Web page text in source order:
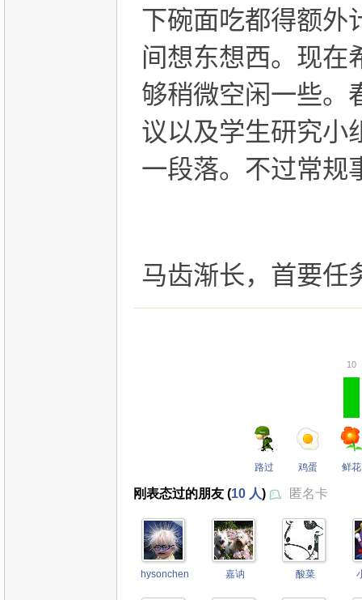
下碗面吃都得额外
间想东想西。现在
够稍微空闲一些。
议以及学生研究小
一段落。不过常规
马齿渐长，首要任
路过 鸡蛋
10
鲜花
刚表态过的朋友 (10 人) 匿名卡
hysonchen 嘉讷 酸菜